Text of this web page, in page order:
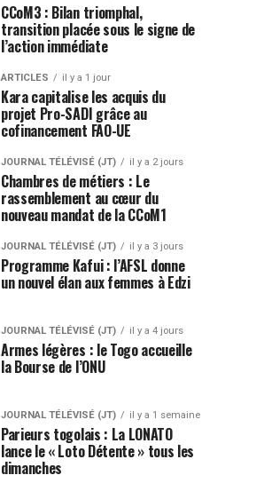
CCoM3 : Bilan triomphal,
transition placée sous le signe de
l’action immédiate
ARTICLES il y a 1 jour
Kara capitalise les acquis du
projet Pro-SADI grâce au
cofinancement FAO-UE
JOURNAL TÉLÉVISÉ (JT) il y a 2 jours
Chambres de métiers : Le
rassemblement au cœur du
nouveau mandat de la CCoM1
JOURNAL TÉLÉVISÉ (JT) il y a 3 jours
Programme Kafui : l’AFSL donne
un nouvel élan aux femmes à Edzi
JOURNAL TÉLÉVISÉ (JT) il y a 4 jours
Armes légères : le Togo accueille
la Bourse de l’ONU
JOURNAL TÉLÉVISÉ (JT) il y a 1 semaine
Parieurs togolais : La LONATO
lance le « Loto Détente » tous les
dimanches